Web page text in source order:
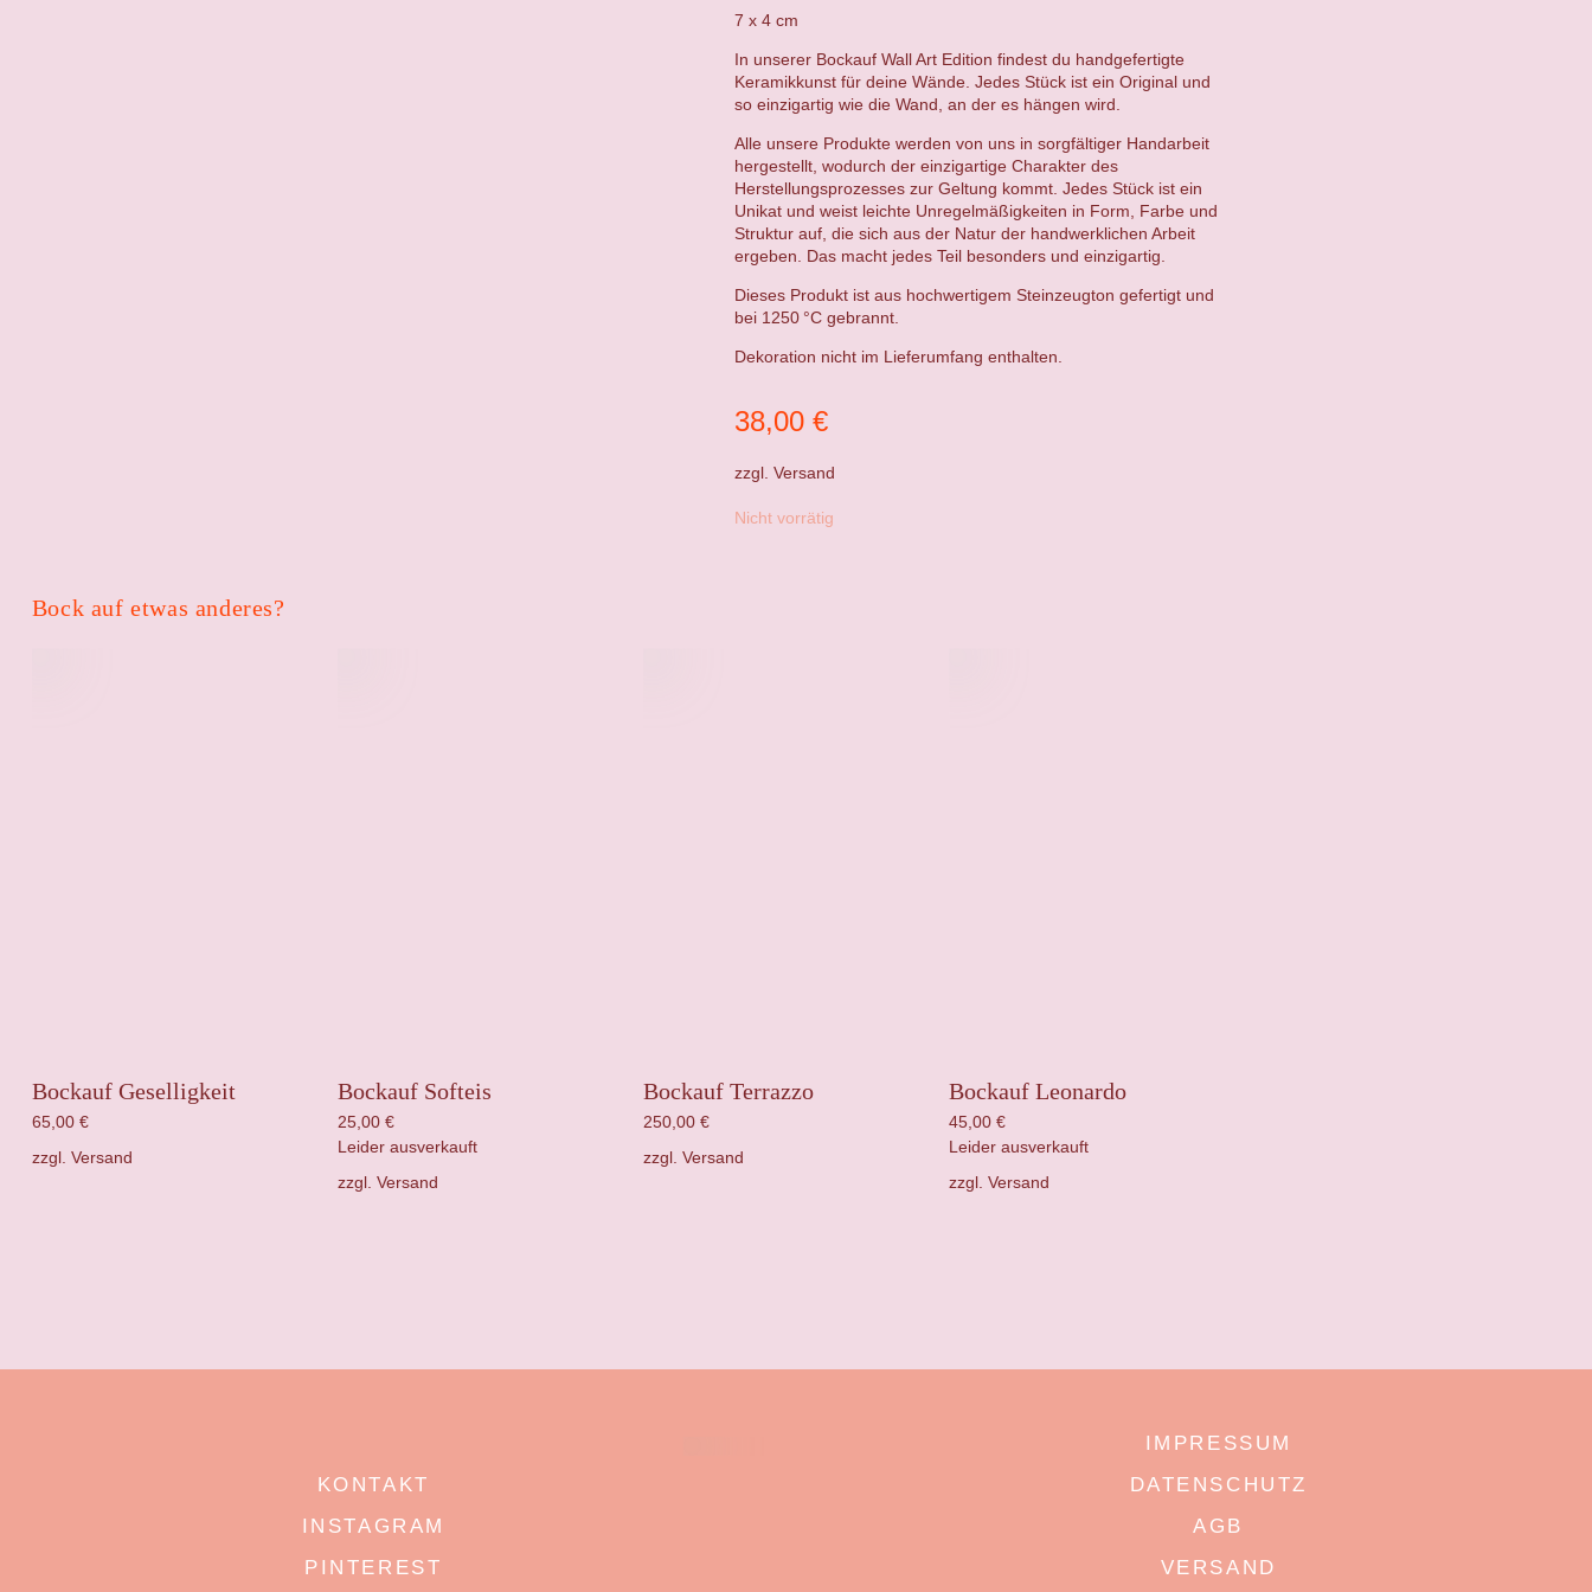
zzgl.Versand
38,00€
Nicht vorrätig
7 x 4 cm
In unserer Bockauf Wall Art Edition findest du handgefertigte
Keramikkunst für deine Wände. Jedes Stück ist ein Original und
so einzigartig wie die Wand, an der es hängen wird.
Alle unsere Produkte werden von uns in sorgfältiger Handarbeit
hergestellt, wodurch der einzigartige Charakter des
Herstellungsprozesses zur Geltung kommt. Jedes Stück ist ein
Unikat und weist leichte Unregelmäßigkeiten in Form, Farbe und
Struktur auf, die sich aus der Natur der handwerklichen Arbeit
ergeben. Das macht jedes Teil besonders und einzigartig.
Dieses Produkt ist aus hochwertigem Steinzeugton gefertigt und
bei 1250 °C gebrannt.
Dekoration nicht im Lieferumfang enthalten.
Bock auf etwas anderes?
Bockauf Geselligkeit
65,00 €
zzgl. Versand
Bockauf Softeis
25,00 €
Leider ausverkauft
zzgl. Versand
Bockauf Terrazzo
250,00 €
zzgl. Versand
Bockauf Leonardo
45,00€
Leider ausverkauft
zzgl.Versand
KONTAKT
INSTAGRAM
PINTEREST
IMPRESSUM
DATENSCHUTZ
AGB
VERSAND